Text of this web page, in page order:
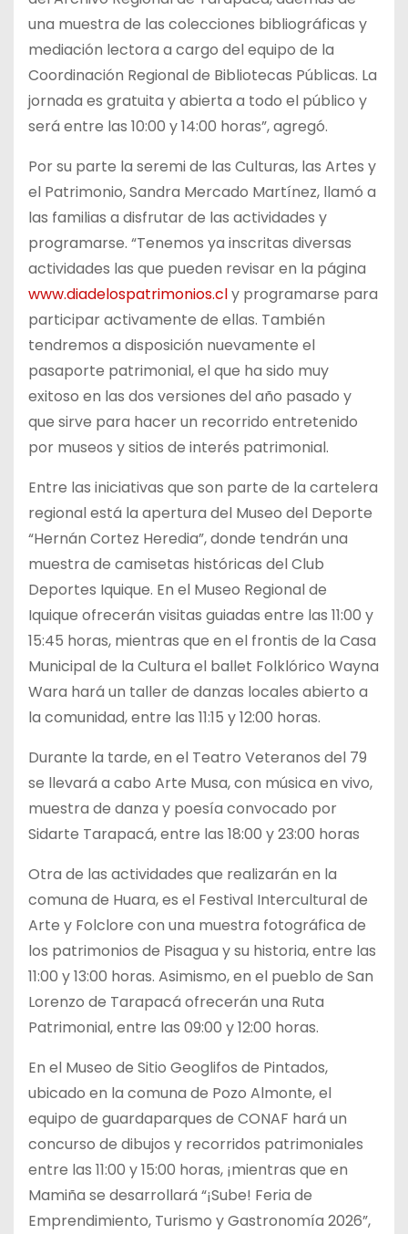
una muestra de las colecciones bibliográficas y
mediación lectora a cargo del equipo de la
Coordinación Regional de Bibliotecas Públicas. La
jornada es gratuita y abierta a todo el público y
será entre las 10:00 y 14:00 horas”, agregó.
Por su parte la seremi de las Culturas, las Artes y
el Patrimonio, Sandra Mercado Martínez, llamó a
las familias a disfrutar de las actividades y
programarse. “Tenemos ya inscritas diversas
actividades las que pueden revisar en la página
www.diadelospatrimonios.cly programarse para
participar activamente de ellas. También
tendremos a disposición nuevamente el
pasaporte patrimonial, el que ha sido muy
exitoso en las dos versiones del año pasado y
que sirve para hacer un recorrido entretenido
por museos y sitios de interés patrimonial.
Entre las iniciativas que son parte de la cartelera
regional está la apertura del Museo del Deporte
“Hernán Cortez Heredia”, donde tendrán una
muestra de camisetas históricas del Club
Deportes Iquique. En el Museo Regional de
Iquique ofrecerán visitas guiadas entre las 11:00 y
15:45 horas, mientras que en el frontis de la Casa
Municipal de la Cultura el ballet Folklórico Wayna
Wara hará un taller de danzas locales abierto a
la comunidad, entre las 11:15 y 12:00 horas.
Durante la tarde, en el Teatro Veteranos del 79
se llevará a cabo Arte Musa, con música en vivo,
muestra de danza y poesía convocado por
Sidarte Tarapacá, entre las 18:00 y 23:00 horas
Otra de las actividades que realizarán en la
comuna de Huara, es el Festival Intercultural de
Arte y Folclore con una muestra fotográfica de
los patrimonios de Pisagua y su historia, entre las
11:00 y 13:00 horas. Asimismo, en el pueblo de San
Lorenzo de Tarapacá ofrecerán una Ruta
Patrimonial, entre las 09:00 y 12:00 horas.
En el Museo de Sitio Geoglifos de Pintados,
ubicado en la comuna de Pozo Almonte, el
equipo de guardaparques de CONAF hará un
concurso de dibujos y recorridos patrimoniales
entre las 11:00 y 15:00 horas, ¡mientras que en
Mamiña se desarrollará “¡Sube! Feria de
Emprendimiento, Turismo y Gastronomía 2026”,